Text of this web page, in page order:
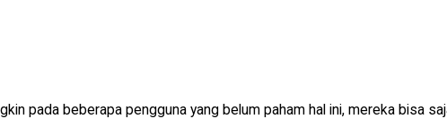
pada beberapa pengguna yang belum paham hal ini, mereka bisa